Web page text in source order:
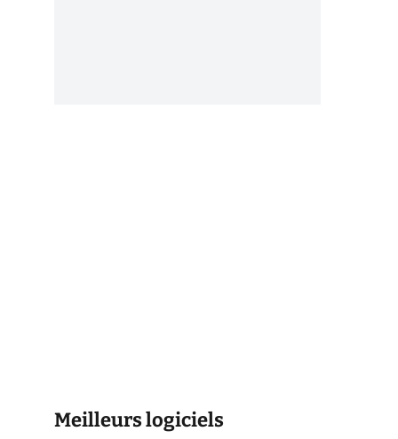
Meilleurs logiciels